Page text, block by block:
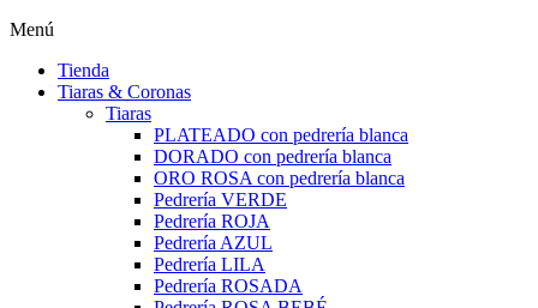
Menú
Tienda
Tiaras & Coronas
Tiaras
PLATEADO con pedrería blanca
DORADO con pedrería blanca
ORO ROSA con pedrería blanca
Pedrería VERDE
Pedrería ROJA
Pedrería AZUL
Pedrería LILA
Pedrería ROSADA